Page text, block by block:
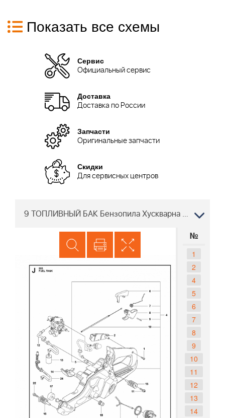
Показать все схемы
Сервис
Официальный сервис
Доставка
Доставка по России
Запчасти
Оригинальные запчасти
Скидки
Для сервисных центров
9 ТОПЛИВНЫЙ БАК Бензопила Хускварна 555
№
1
2
4
5
6
7
8
9
10
11
12
13
14